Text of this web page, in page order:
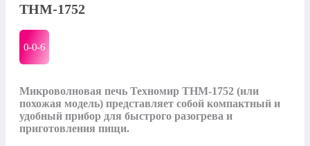
ТНМ-1752
0-0-6
Микроволновая печь Техномир ТНМ-1752 (или
похожая модель) представляет собой компактный и
удобный прибор для быстрого разогрева и
приготовления пищи.